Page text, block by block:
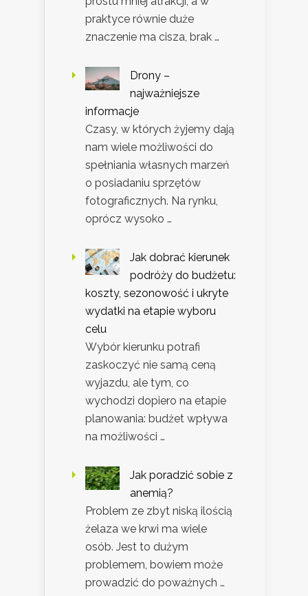
praktyce równie duże
znaczenie ma cisza, brak …
Drony –
najważniejsze
informacje
Czasy, w których żyjemy dają
nam wiele możliwości do
spełniania własnych marzeń
o posiadaniu sprzętów
fotograficznych. Na rynku,
oprócz wysoko …
Jak dobrać kierunek
podróży do budżetu:
koszty, sezonowość i ukryte
wydatki na etapie wyboru
celu
Wybór kierunku potrafi
zaskoczyć nie samą ceną
wyjazdu, ale tym, co
wychodzi dopiero na etapie
planowania: budżet wpływa
na możliwości …
Jak poradzić sobie z
anemią?
Problem ze zbyt niską ilością
żelaza we krwi ma wiele
osób. Jest to dużym
problemem, bowiem może
prowadzić do poważnych …